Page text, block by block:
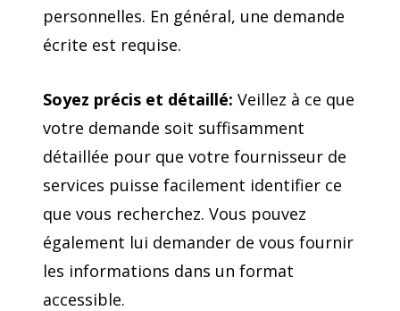
personnelles. En général, une demande
écrite est requise.
Soyez précis et détaillé: Veillez à ce que
votre demande soit suffisamment
détaillée pour que votre fournisseur de
services puisse facilement identifier ce
que vous recherchez. Vous pouvez
également lui demander de vous fournir
les informations dans un format
accessible.